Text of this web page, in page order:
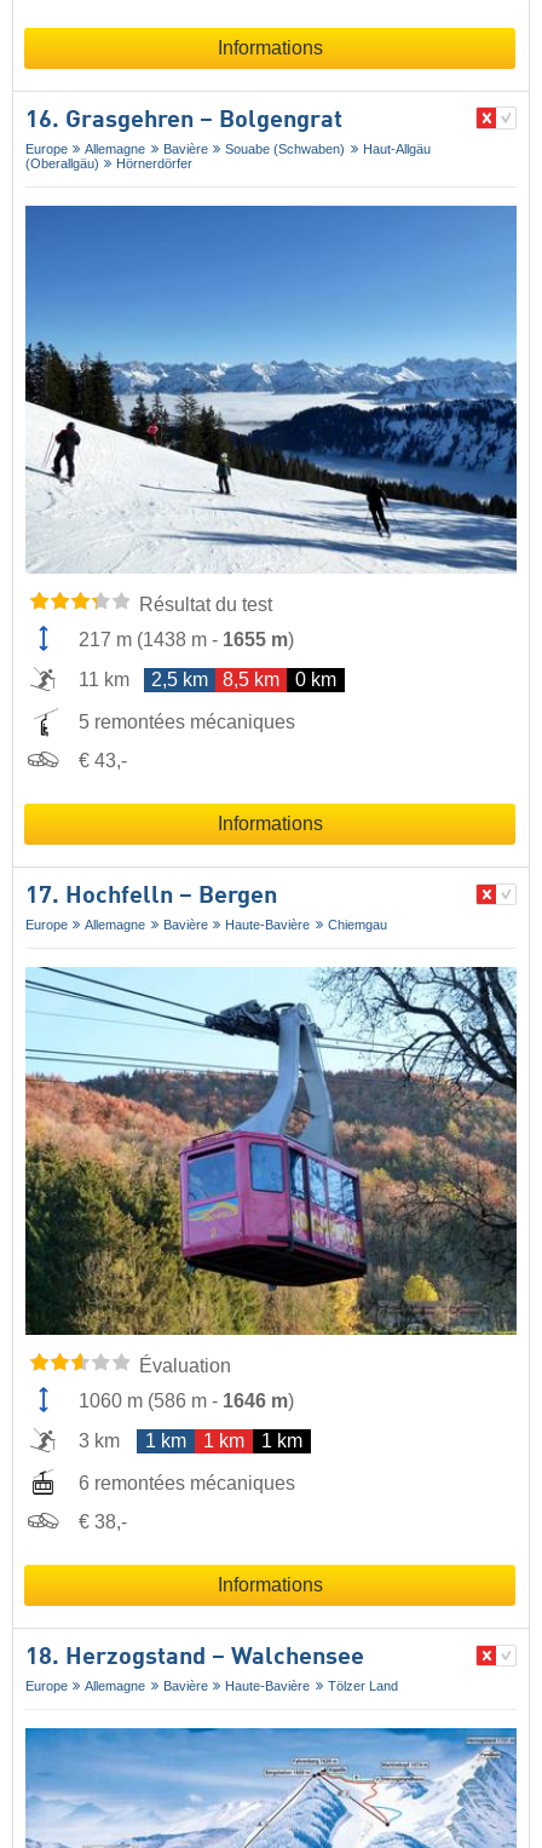
Informations
16. Grasgehren – Bolgengrat
Europe Allemagne Bavière Souabe (Schwaben)
Haut-Allgäu
(Oberallgäu)
Hörnerdörfer
Résultat du test
217 m (1438 m - 1655 m)
11 km
2,5 km 8,5 km 0 km
5 remontées mécaniques
€ 43,-
Informations
17. Hochfelln – Bergen
Europe Allemagne Bavière Haute-Bavière Chiemgau
Évaluation
1060 m (586 m - 1646 m)
3 km
1 km 1 km 1 km
6 remontées mécaniques
€ 38,-
Informations
18. Herzogstand – Walchensee
Europe Allemagne Bavière Haute-Bavière Tölzer Land